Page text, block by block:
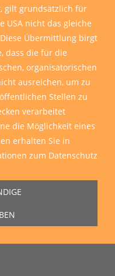
gilt grundsätzlich für
USA nicht das gleiche
Übermittlung birgt
dass die für die
organisatorischen
ausreichen, um zu
Stellen zu
verarbeitet
die Möglichkeit eines
erhalten Sie in
zum Datenschutz